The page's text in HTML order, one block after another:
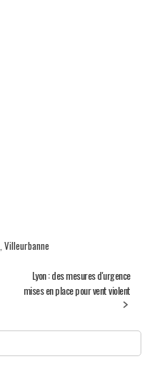
Villeurbanne
Lyon : des mesures d'urgence
mises en place pour vent violent